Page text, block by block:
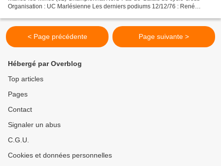
Organisation : UC Marlésienne Les derniers podiums 12/12/76 : René
< Page précédente Page suivante >
Hébergé par Overblog
Top articles
Pages
Contact
Signaler un abus
C.G.U.
Cookies et données personnelles